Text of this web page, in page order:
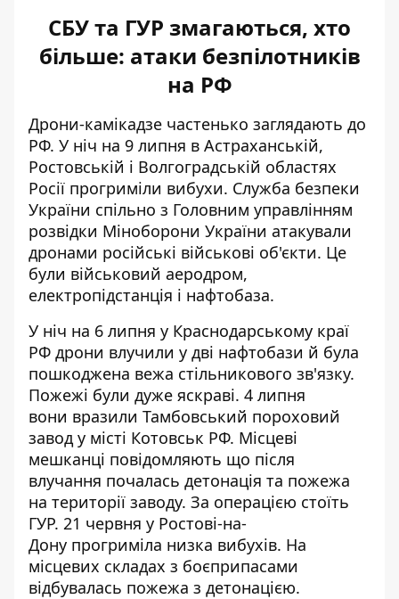
СБУ та ГУР змагаються, хто
більше: атаки безпілотників
на РФ
Дрони-камікадзе частенько заглядають до
РФ. У ніч на 9 липня в Астраханській,
Ростовській і Волгоградській областях
Росії прогриміли вибухи. Служба безпеки
України спільно з Головним управлінням
розвідки Міноборони України атакували
дронами російські військові об'єкти. Це
були військовий аеродром,
електропідстанція і нафтобаза.
У ніч на 6 липня у Краснодарському краї
РФ дрони влучили у дві нафтобази й була
пошкоджена вежа стільникового зв'язку.
Пожежі були дуже яскраві. 4 липня
вони вразили Тамбовський пороховий
завод у місті Котовськ РФ. Місцеві
мешканці повідомляють що після
влучання почалась детонація та пожежа
на території заводу. За операцією стоїть
ГУР. 21 червня у Ростові-на-
Дону прогриміла низка вибухів. На
місцевих складах з боєприпасами
відбувалась пожежа з детонацією.